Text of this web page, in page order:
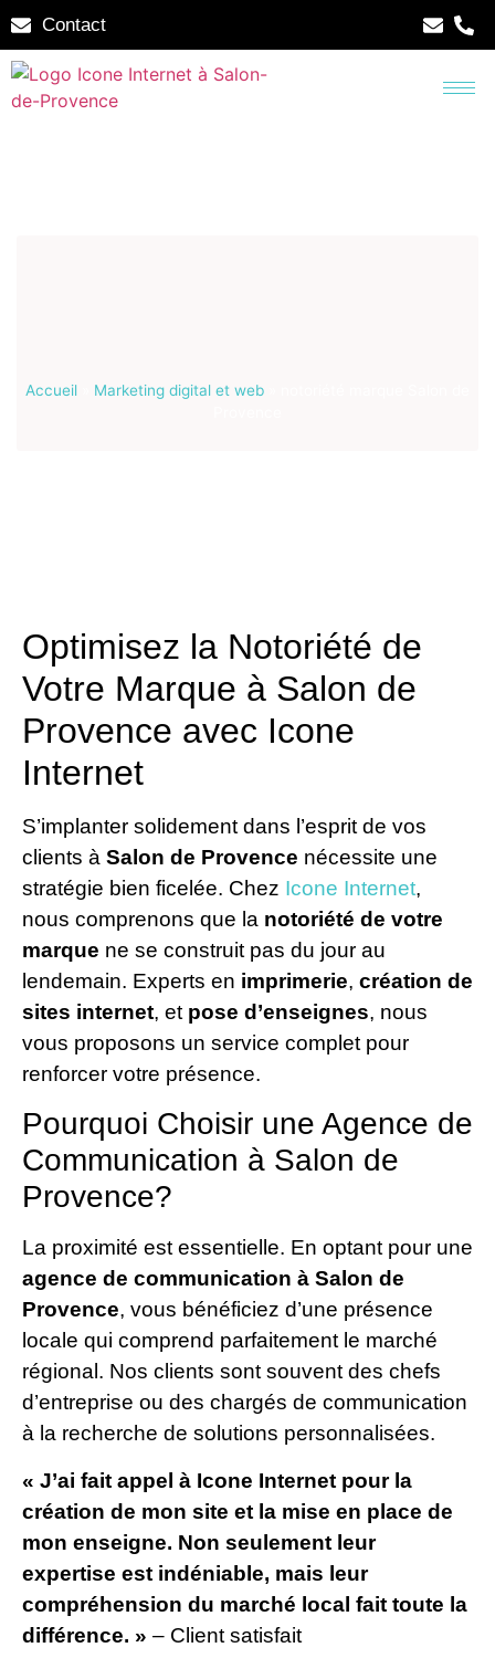
Contact
Accueil Marketing digital et web
Optimisez la Notoriété de
Votre Marque à Salon de
Provence avec Icone
Internet
S’implanter solidement dans l’esprit de vos
clients à Salon de Provence nécessite une
stratégie bien ficelée. Chez Icone Internet,
nous comprenons que la notoriété de votre
marque ne se construit pas du jour au
lendemain. Experts en imprimerie, création de
sites internet, et pose d’enseignes, nous
vous proposons un service complet pour
renforcer votre présence.
Pourquoi Choisir une Agence de
Communication à Salon de
Provence?
La proximité est essentielle. En optant pour une
agence de communication à Salon de
Provence, vous bénéficiez d’une présence
locale qui comprend parfaitement le marché
régional. Nos clients sont souvent des chefs
d’entreprise ou des chargés de communication
à la recherche de solutions personnalisées.
« J’ai fait appel à Icone Internet pour la
création de mon site et la mise en place de
mon enseigne. Non seulement leur
expertise est indéniable, mais leur
compréhension du marché local fait toute la
différence. » – Client satisfait